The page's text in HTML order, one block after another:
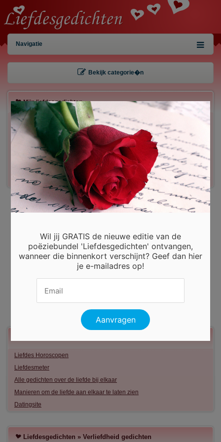
Navigatie
Bekijk categorie�n
Mijn liefdesgedichten
Gebruiker:
Wachtwoord:
Inloggen!
Registreren Gegevens kwijt?
Liefdes Horoscopen
Liefdesmeter
Alle gedichten over de liefde bij elkaar
Manieren om de liefde aan elkaar te laten zien
Datingsite
Liefdesgedichten » Verliefdheid gedichten
Wil jij GRATIS de nieuwe editie van de
poëziebundel 'Liefdesgedichten' ontvangen,
wanneer die binnenkort verschijnt? Geef dan hier
je e-mailadres op!